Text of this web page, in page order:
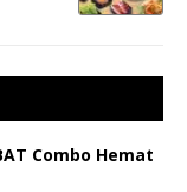
Combo Hemat